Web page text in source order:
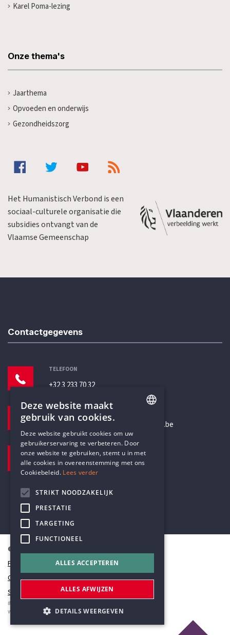
Karel Poma-lezing
Onze thema's
Jaarthema
Opvoeden en onderwijs
Gezondheidszorg
Het Humanistisch Verbond is een
sociaal-culturele organisatie die
subsidies ontvangt van de
Vlaamse Gemeenschap
Contactgegevens
TELEFOON
+32 3 233 70 32
E-MAILADRES
secretariaat@humanistischverbond.be
BEZOEKADRES
Pottenbrug 4
Antwerpen, 2000
© Humanistisch Verbond 2026
Privacy
Cookiestatement
Sitemap
#codedwithlove by
webapplicaties,mobiele apps&maatwerk websites
DUTCH
Deze website maakt
gebruik van cookies.
Deze website gebruikt cookies om uw
gebruikerservaring te verbeteren. Door
onze website te gebruiken, stemt u in met
alle cookies in overeenstemming met ons
Cookiebeleid. Lees verder
STRIKT NOODZAKELIJK
PRESTATIE
TARGETING
FUNCTIONEEL
ALLES ACCEPTEREN
ALLES AFWIJZEN
DETAILS WEERGEVEN